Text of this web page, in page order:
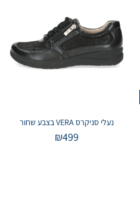
נעלי סניקרס VERA בצבע שחור
₪499